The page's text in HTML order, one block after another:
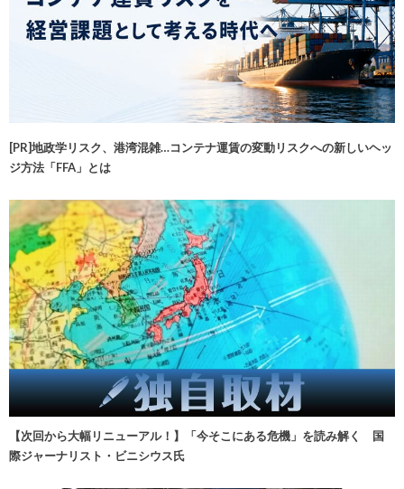
[PR]地政学リスク、港湾混雑…コンテナ運賃の変動リスクへの新しいヘッ
ジ方法「FFA」とは
【次回から大幅リニューアル！】「今そこにある危機」を読み解く 国
際ジャーナリスト・ビニシウス氏